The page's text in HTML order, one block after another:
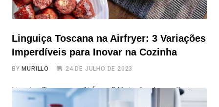
Linguiça Toscana na Airfryer: 3 Variações
Imperdíveis para Inovar na Cozinha
BY MURILLO 24 DE JULHO DE 2023
Linguiça Toscana na Airfryer: 3 Variações Imperdíveis
para Inovar na Cozinha A Linguiça Toscana é um prato